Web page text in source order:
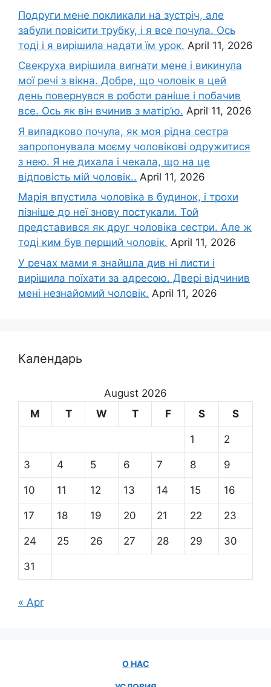
Подруги мене покликали на зустріч, але
забули повісити трубку, і я все почула. Ось
тоді і я вирішила надати їм урок. April 11, 2026
Свекруха вирішила виrнати мене і викинула
мої речі з вікна. Добре, що чоловік в цей
день повернувся в роботи раніше і побачив
все. Ось як він вчинив з матір’ю. April 11, 2026
Я випадково почула, як моя рідна сестра
запропонувала моєму чоловікові одружитися
з нею. Я не дихала і чекала, що на це
відповість мій чоловік.. April 11, 2026
Марія впустила чоловіка в будинок, і трохи
пізніше до неї знову постукали. Той
представився як друг чоловіка сестри. Але ж
тоді ким був перший чоловік. April 11, 2026
У речах мами я знайшла див ні листи і
вирішила поїхати за адресою. Двері відчинив
мені незнайомий чоловік. April 11, 2026
Календарь
August 2026
M
T W T F S S
1 2
3 4 5 6 7 8 9
10 11 12 13 14 15 16
17 18 19 20 21 22 23
24 25 26 27 28 29 30
31
« Apr
О НАС